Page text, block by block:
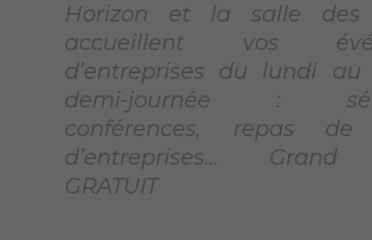
Horizon et la salle des
accueillent vos
d’entreprises du lundi
demi-journée :
conférences, repas de
d’entreprises… Grand
GRATUIT